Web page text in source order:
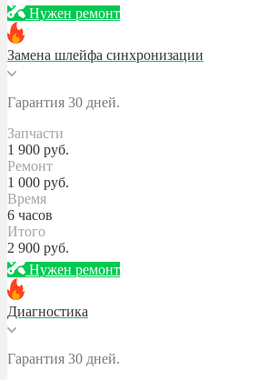
Нужен ремонт
Замена шлейфа синхронизации
Гарантия 30 дней.
Запчасти
1 900 руб.
Ремонт
1 000 руб.
Время
6 часов
Итого
2 900 руб.
Нужен ремонт
Диагностика
Гарантия 30 дней.